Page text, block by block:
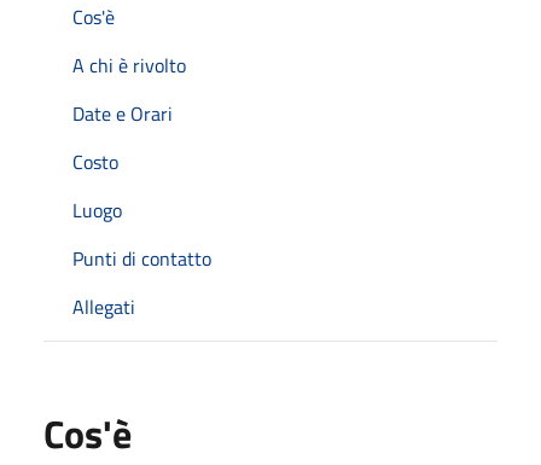
Cos'è
A chi è rivolto
Date e Orari
Costo
Luogo
Punti di contatto
Allegati
Cos'è